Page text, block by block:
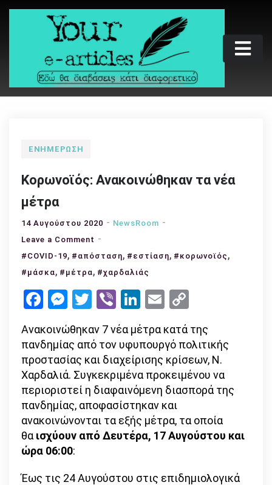
Skip
Your e-articles
Εδώ θα διαβάσεις κάτι διαφορετικό
ΕΝΗΜΈΡΩΣΗ
Κορωνοϊός: Ανακοινώθηκαν τα νέα
μέτρα
14 Αυγούστου 2020
NewsRoom
Leave a Comment on
Κορωνοϊός:
Ανακοινώθηκαν
νέα
#COVID-19, #απόσταση, #εστίαση, #κορωνοϊός ,
#μάσκα, #μέτρα, #χαρδαλιάς
Facebook
Messenger
Twitter
ViberLinkedIn
Email
Ανακοινώθηκαν 7 νέα μέτρα κατά της
πανδημίας από τον υφυπουργό πολιτικής
προστασίας και διαχείρισης κρίσεων, Ν.
Χαρδαλιά. Συγκεκριμένα προκειμένου να
περιοριστεί η διαφαινόμενη διασπορά της
πανδημίας, αποφασίστηκαν και
ανακοινώνονται τα εξής μέτρα, τα οποία
θαισχύουν από Δευτέρα, 17 Αυγούστου και
ώρα 06:00:
Έως τις 24 Αυγούστου στις επιδημιολογικά